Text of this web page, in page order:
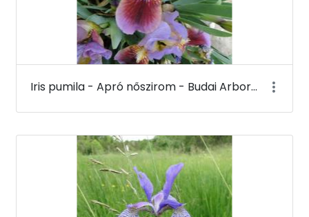
Iris pumila - Apró nőszirom - Budai Arborétum